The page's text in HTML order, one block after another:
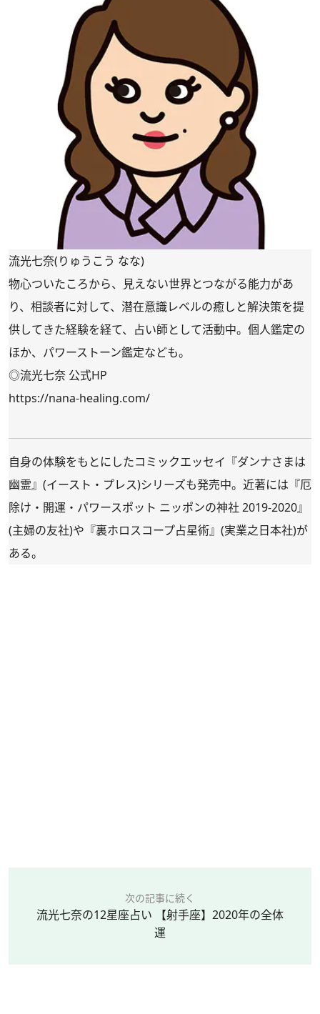
流光七奈(りゅうこう なな)
物心ついたころから、見えない世界とつながる能力があ
り、相談者に対して、潜在意識レベルの癒しと解決策を提
供してきた経験を経て、占い師として活動中。個人鑑定の
ほか、パワーストーン鑑定なども。
◎流光七奈 公式HP
https://nana-healing.com/
自身の体験をもとにしたコミックエッセイ『ダンナさまは
幽霊』(イースト・プレス)シリーズも発売中。近著には『厄
除け・開運・パワースポット ニッポンの神社 2019-2020』
(主婦の友社)や『裏ホロスコープ占星術』(実業之日本社)が
ある。
次の記事に続く
流光七奈の12星座占い 【射手座】2020年の全体
運